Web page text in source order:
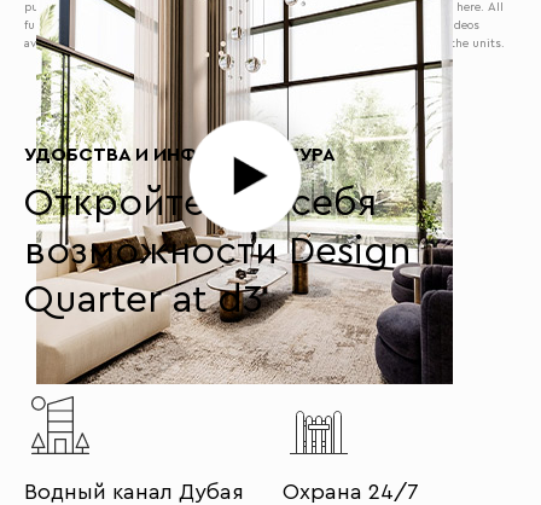
purposes only. The actual finishes may vary significantly from what is shown here. All
furniture used is also for illustration only. Refer to the project’s photos and videos
available on our website for a more realistic representation of the finishes of the units.
УДОБСТВА И ИНФРАСТРУКТУРА
Откройте для себя
возможности Design
Quarter at d3
Водный канал Дубая Охрана 24/7